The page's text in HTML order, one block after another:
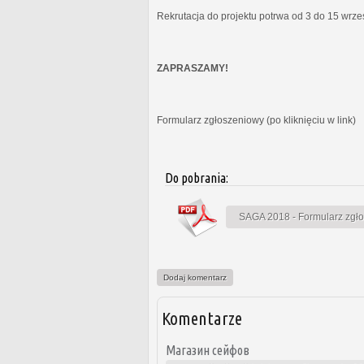
Rekrutacja do projektu potrwa od 3 do 15
ZAPRASZAMY!
Formularz zgłoszeniowy (po kliknięciu w link)
Do pobrania:
SAGA 2018 - Formularz
Dodaj komentarz
Komentarze
Магазин сейфов